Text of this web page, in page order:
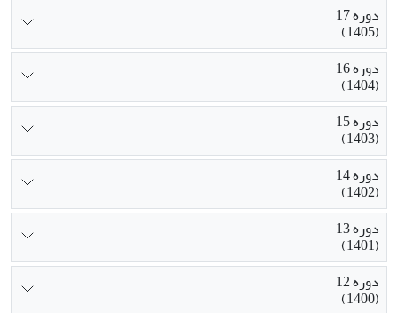
دوره 17
(1405)
دوره 16
(1404)
دوره 15
(1403)
دوره 14
(1402)
دوره 13
(1401)
دوره 12
(1400)